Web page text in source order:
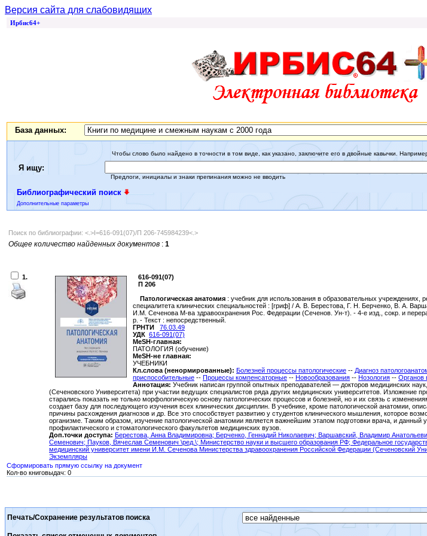
Версия сайта для слабовидящих
Ирбис64+
База данных:
Я ищу:
Чтобы слово было найдено в точности в том виде, как указано, заключите его в двойные кавычки.
Предлоги, инициалы и знаки препинания можно не вводить
Библиографический поиск
Дополнительные параметры
Поиск по библиографии: <.>I=616-091(07)/П 206-745984239<.>
Общее количество найденных документов : 1
1.
616-091(07)
П 206
Патологическая анатомия : учебник для использования в образовательных
специалитета клинических специальностей : [гриф] / А. В. Берестова, Г. Н. Берченко, В. А.
И.М. Сеченова М-ва здравоохранения Рос. Федерации (Сеченов. Ун-т). - 4-е изд., сокр. и
р. - Текст : непосредственный.
ГРНТИ
76.03.49
УДК 616-091(07)
MeSH-главная:
ПАТОЛОГИЯ (обучение)
MeSH-не главная:
УЧЕБНИКИ
Кл.слова (ненормированные): Болезней процессы патологические -- Диагноз
приспособительные -- Процессы компенсаторные -- Новообразования -- Нозология -- Органов
Аннотация: Учебник написан группой опытных преподавателей — докторов медицинских
(Сеченовского Университета) при участии ведущих специалистов ряда других медицинских университетов.
старались показать не только морфологическую основу патологических процессов и болезней, но и их связь с
создает базу для последующего изучения всех клинических дисциплин. В учебнике, кроме патологической анатомии,
причины расхождения диагнозов и др. Все это способствует развитию у студентов клинического мышления, которое
организме. Таким образом, изучение патологической анатомии является важнейшим этапом подготовки врача, и данный
профилактического и стоматологического факультетов медицинских вузов.
Доп.точки доступа: Берестова, Анна Владимировна; Берченко, Геннадий Николаевич; Варшавский, Владимир
Семенович; Пауков, Вячеслав Семенович \ред.\; Министерство науки и высшего образования РФ; Федеральное
медицинский университет имени И.М. Сеченова Министерства здравоохранения Российской Федерации (Сеченовский
Экземпляры
Сформировать прямую ссылку на документ
Кол-во книговыдач: 0
Печать/Сохранение результатов поиска